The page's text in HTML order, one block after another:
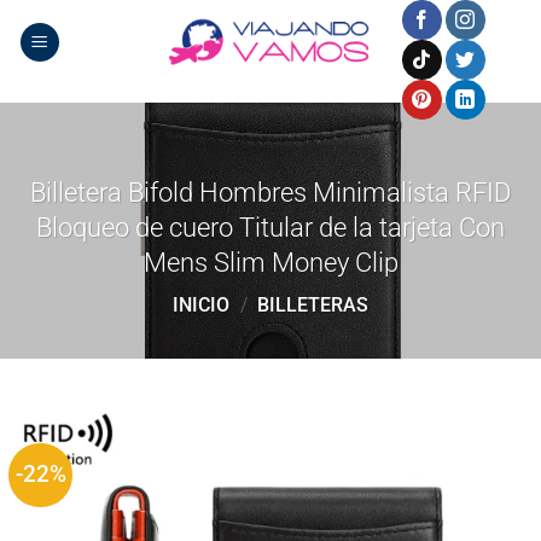
Billetera Bifold Hombres Minimalista RFID
Bloqueo de cuero Titular de la tarjeta Con
Mens Slim Money Clip
INICIO / BILLETERAS
-22%